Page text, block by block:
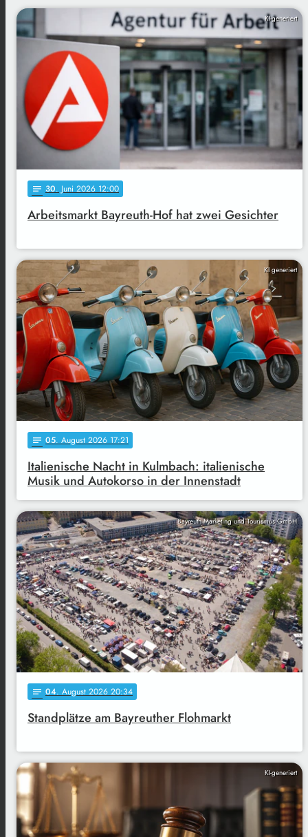
KI-generiert
notes 30. Juni 2026 12:00
Arbeitsmarkt Bayreuth-Hof hat zwei Gesichter
KI generiert
notes 05. August 2026 17:21
Italienische Nacht in Kulmbach: italienische
Musik und Autokorso in der Innenstadt
Bayreuth Marketing und Tourismus GmbH
notes 04. August 2026 20:34
Standplätze am Bayreuther Flohmarkt
KI-generiert